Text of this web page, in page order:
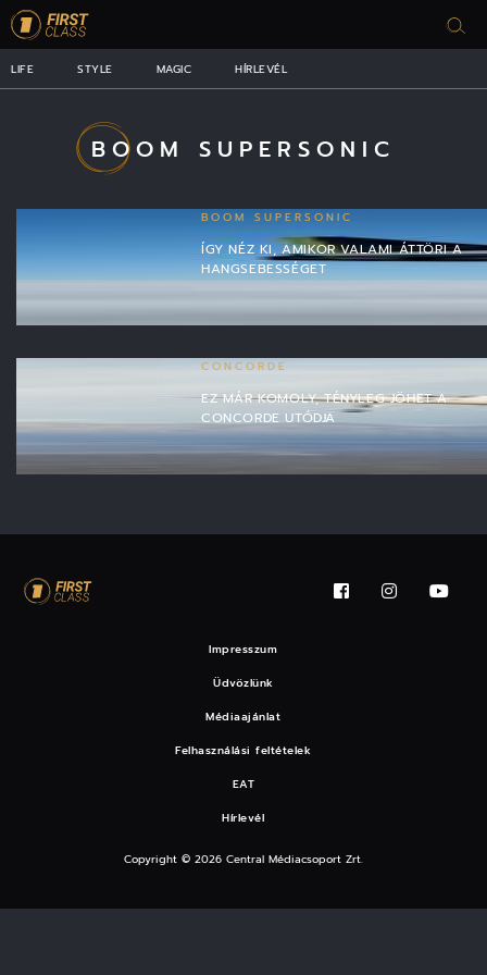
LIFE STYLE MAGIC HÍRLEVÉL
BOOM SUPERSONIC
BOOM SUPERSONIC
ÍGY NÉZ KI, AMIKOR VALAMI ÁTTÖRI A
HANGSEBESSÉGET
CONCORDE
EZ MÁR KOMOLY, TÉNYLEG JÖHET A
CONCORDE UTÓDJA
Impresszum
Üdvözlünk
Médiaajánlat
Felhasználási feltételek
EAT
Hírlevél
Copyright © 2026 Central Médiacsoport Zrt.